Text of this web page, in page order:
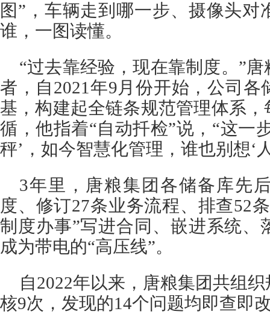
图”，车辆走到哪一步、摄像头对
谁，一图读懂。
“过去靠经验，现在靠制度。”
者，自2021年9月份开始，公司
基，构建起全链条规范管理体系
循，他指着“自动扦检”说，“这一
秤’，如今智慧化管理，谁也别想‘
3年里，唐粮集团各储备库先
度、修订27条业务流程、排查52
制度办事”写进合同、嵌进系统、
成为带电的“高压线”。
自2022年以来，唐粮集团共组
核9次，发现的14个问题均即查即